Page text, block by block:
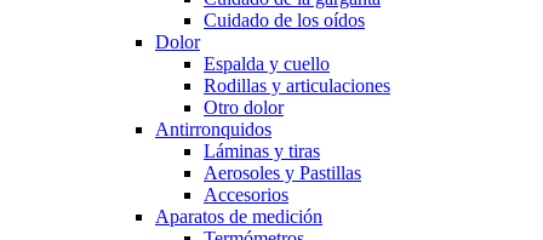
​​Cuidado de los oídos
Dolor
Espalda y cuello
Rodillas y articulaciones
Otro dolor
Antirronquidos
Láminas y tiras
Aerosoles y Pastillas
Accesorios
Aparatos de medición